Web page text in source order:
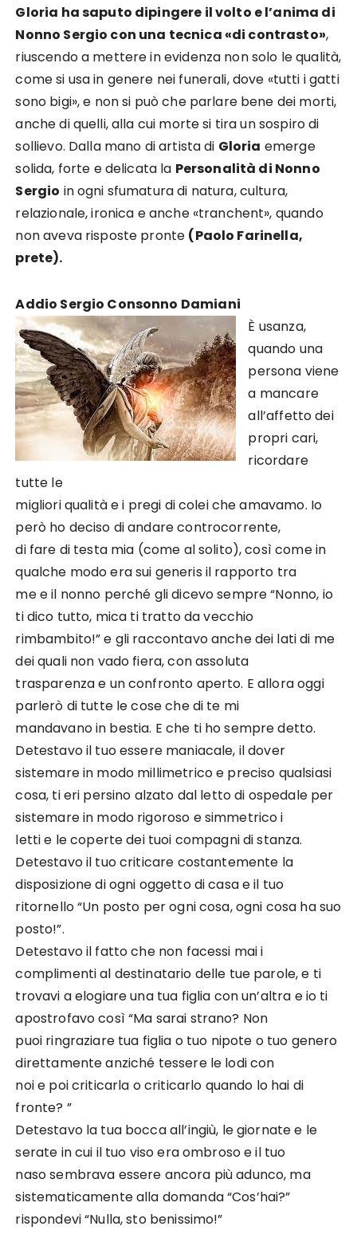
Gloria ha saputo dipingere il volto e l’anima di
Nonno Sergio con una tecnica «di contrasto»,
riuscendo a mettere in evidenza non solo le qualità,
come si usa in genere nei funerali, dove «tutti i gatti
sono bigi», e non si può che parlare bene dei morti,
anche di quelli, alla cui morte si tira un sospiro di
sollievo. Dalla mano di artista di Gloria emerge
solida, forte e delicata la Personalità di Nonno
Sergio in ogni sfumatura di natura, cultura,
relazionale, ironica e anche «tranchent», quando
non aveva risposte pronte (Paolo Farinella,
prete).
Addio Sergio Consonno Damiani
È usanza,
quando una
persona viene
a mancare
all’affetto dei
propri cari,
ricordare
tutte le
migliori qualità e i pregi di colei che amavamo. Io
però ho deciso di andare controcorrente,
di fare di testa mia (come al solito), così come in
qualche modo era sui generis il rapporto tra
me e il nonno perché gli dicevo sempre “Nonno, io
ti dico tutto, mica ti tratto da vecchio
rimbambito!” e gli raccontavo anche dei lati di me
dei quali non vado fiera, con assoluta
trasparenza e un confronto aperto. E allora oggi
parlerò di tutte le cose che di te mi
mandavano in bestia. E che ti ho sempre detto.
Detestavo il tuo essere maniacale, il dover
sistemare in modo millimetrico e preciso qualsiasi
cosa, ti eri persino alzato dal letto di ospedale per
sistemare in modo rigoroso e simmetrico i
letti e le coperte dei tuoi compagni di stanza.
Detestavo il tuo criticare costantemente la
disposizione di ogni oggetto di casa e il tuo
ritornello “Un posto per ogni cosa, ogni cosa ha suo
posto!”.
Detestavo il fatto che non facessi mai i
complimenti al destinatario delle tue parole, e ti
trovavi a elogiare una tua figlia con un’altra e io ti
apostrofavo così “Ma sarai strano? Non
puoi ringraziare tua figlia o tuo nipote o tuo genero
direttamente anziché tessere le lodi con
noi e poi criticarla o criticarlo quando lo hai di
fronte? ”
Detestavo la tua bocca all’ingiù, le giornate e le
serate in cui il tuo viso era ombroso e il tuo
naso sembrava essere ancora più adunco, ma
sistematicamente alla domanda “Cos’hai?”
rispondevi “Nulla, sto benissimo!”